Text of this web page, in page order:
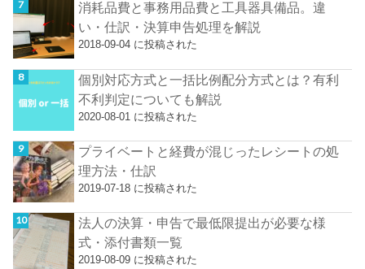
消耗品費と事務用品費と工具器具備品。違
い・仕訳・決算申告処理を解説
2018-09-04 に投稿された
個別対応方式と一括比例配分方式とは？有利
不利判定についても解説
2020-08-01 に投稿された
プライベートと経費が混じったレシートの処
理方法・仕訳
2019-07-18 に投稿された
法人の決算・申告で最低限提出が必要な様
式・添付書類一覧
2019-08-09 に投稿された